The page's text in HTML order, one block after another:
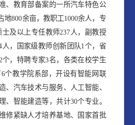
、教育部备案的一所汽车特色公
地800余亩，教职⼯1000余⼈，专
士及以上专任教师237人，副教授
人，国家级教师创新团队1个，省
，特聘专家3名，各类在校学生
个教学院系部，开设有智能网联
、汽车技术与服务、人工智能、
、智能建造等，共计30个专业。
修紧缺人才培养基地、国家首批